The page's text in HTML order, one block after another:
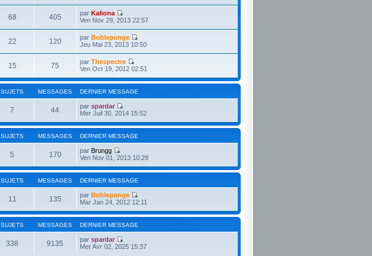
68 405 par Kaliona
Ven Nov 29, 2013 22:57
22 120 par Bobleponge
Jeu Mai 23, 2013 10:50
15 75 par Thespectre
Ven Oct 19, 2012 02:51
SUJETS MESSAGES DERNIER MESSAGE
7 44 par spardar
Mer Juil 30, 2014 15:52
SUJETS MESSAGES DERNIER MESSAGE
5 170 par Brungg
Ven Nov 01, 2013 10:29
SUJETS MESSAGES DERNIER MESSAGE
11 135 par Bobleponge
Mar Jan 24, 2012 12:11
SUJETS MESSAGES DERNIER MESSAGE
338 9135 par spardar
Mer Avr 02, 2025 15:37